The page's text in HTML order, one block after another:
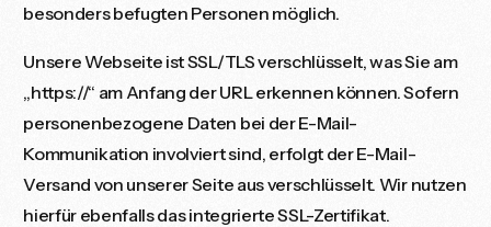
besonders befugten Personen möglich.
Unsere Webseite ist SSL/TLS verschlüsselt, was Sie am
„https://“ am Anfang der URL erkennen können. Sofern
personenbezogene Daten bei der E-Mail-
Kommunikation involviert sind, erfolgt der E-Mail-
Versand von unserer Seite aus verschlüsselt. Wir nutzen
hierfür ebenfalls das integrierte SSL-Zertifikat.